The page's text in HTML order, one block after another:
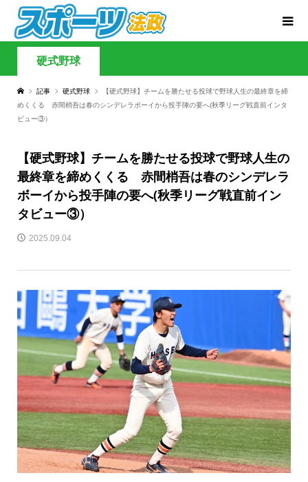
硬式野球
記事 硬式野球
【硬式野球】チームを勝たせる投球で野球人生の最終章を締
めくくる 赤間梢吾は春のシンデレラボーイから投手陣の要へ(秋季リーグ戦直前インタ
ビュー③）
【硬式野球】チームを勝たせる投球で野球人生の
最終章を締めくくる 赤間梢吾は春のシンデレラ
ボーイから投手陣の要へ(秋季リーグ戦直前イン
タビュー③）
2025.09.04